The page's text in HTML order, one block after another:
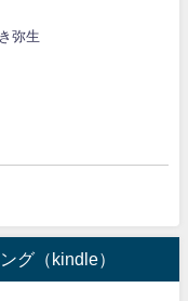
弥生
グ（kindle）